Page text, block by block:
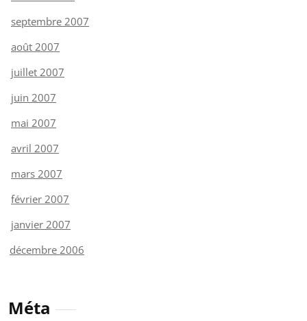
septembre 2007
août 2007
juillet 2007
juin 2007
mai 2007
avril 2007
mars 2007
février 2007
janvier 2007
décembre 2006
Méta